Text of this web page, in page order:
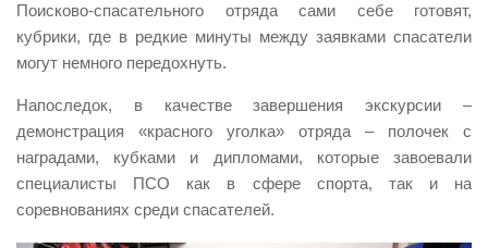
Поисково-спасательного отряда сами себе готовят,
кубрики, где в редкие минуты между заявками спасатели
могут немного передохнуть.
Напоследок, в качестве завершения экскурсии –
демонстрация «красного уголка» отряда – полочек с
наградами, кубками и дипломами, которые завоевали
специалисты ПСО как в сфере спорта, так и на
соревнованиях среди спасателей.